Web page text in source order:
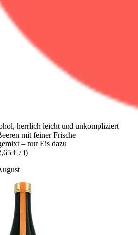
herrlich leicht und unkompliziert
mit feiner Frische
– nur Eis dazu
€ / l)